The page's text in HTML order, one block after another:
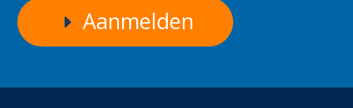
Aanmelden